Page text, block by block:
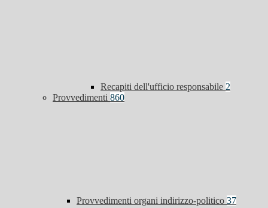
Recapiti dell'ufficio responsabile 2
Provvedimenti 860
Provvedimenti organi indirizzo-politico 37